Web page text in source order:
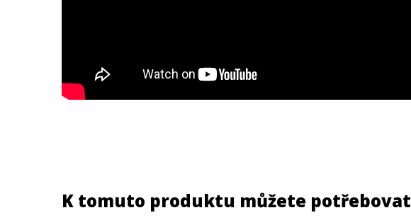
K tomuto produktu můžete potřebovat